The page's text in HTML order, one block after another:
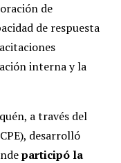
de
de respuesta
interna y la
a través del
desarrolló
participó la